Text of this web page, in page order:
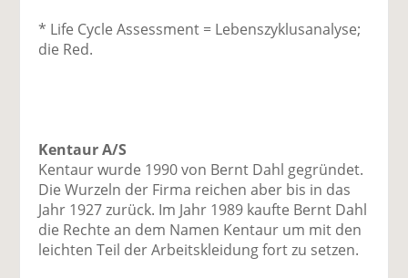
* Life Cycle Assessment = Lebenszyklusanalyse;
die Red.
Kentaur A/S
Kentaur wurde 1990 von Bernt Dahl gegründet.
Die Wurzeln der Firma reichen aber bis in das
Jahr 1927 zurück. Im Jahr 1989 kaufte Bernt Dahl
die Rechte an dem Namen Kentaur um mit den
leichten Teil der Arbeitskleidung fort zu setzen.